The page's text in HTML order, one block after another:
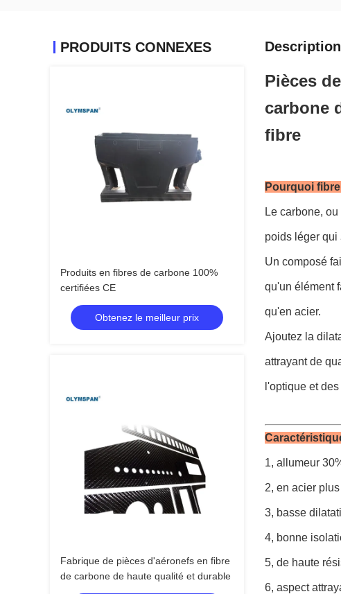
PRODUITS CONNEXES
Produits en fibres de carbone 100%
certifiées CE
Obtenez le meilleur prix
Fabrique de pièces d'aéronefs en fibre
de carbone de haute qualité et durable
Pièces
carbone
fibre
Pourquoi
Le carbone,
poids léger qui
Un composé
qu'un élément
qu'en acier.
Ajoutez la
attrayant de
l'optique et
1, allumeur
2, en acier
3, basse
4, bonne
5, de haute
6, aspect